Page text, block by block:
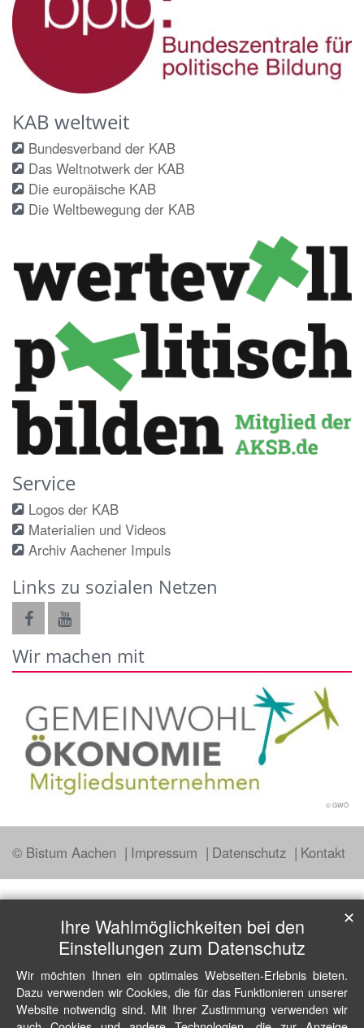
KAB weltweit
Bundesverband der KAB
Das Weltnotwerk der KAB
Die europäische KAB
Die Weltbewegung der KAB
Service
Logos der KAB
Materialien und Videos
Archiv Aachener Impuls
Links zu sozialen Netzen
Wir machen mit
© GWÖ
© Bistum Aachen Impressum Datenschutz Kontakt
Ihre Wahlmöglichkeiten bei den
Einstellungen zum Datenschutz
Wir möchten Ihnen ein optimales Webseiten-Erlebnis bieten.
Dazu verwenden wir Cookies, die für das Funktionieren unserer
Website notwendig sind. Mit Ihrer Zustimmung verwenden wir
✕